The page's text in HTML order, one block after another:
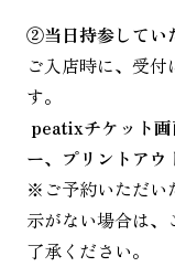
②当日持参してい
ご入店時に、受
す。
peatixチケット
ー、プリントアウ
※ご予約いただい
示がない場合は
了承ください。